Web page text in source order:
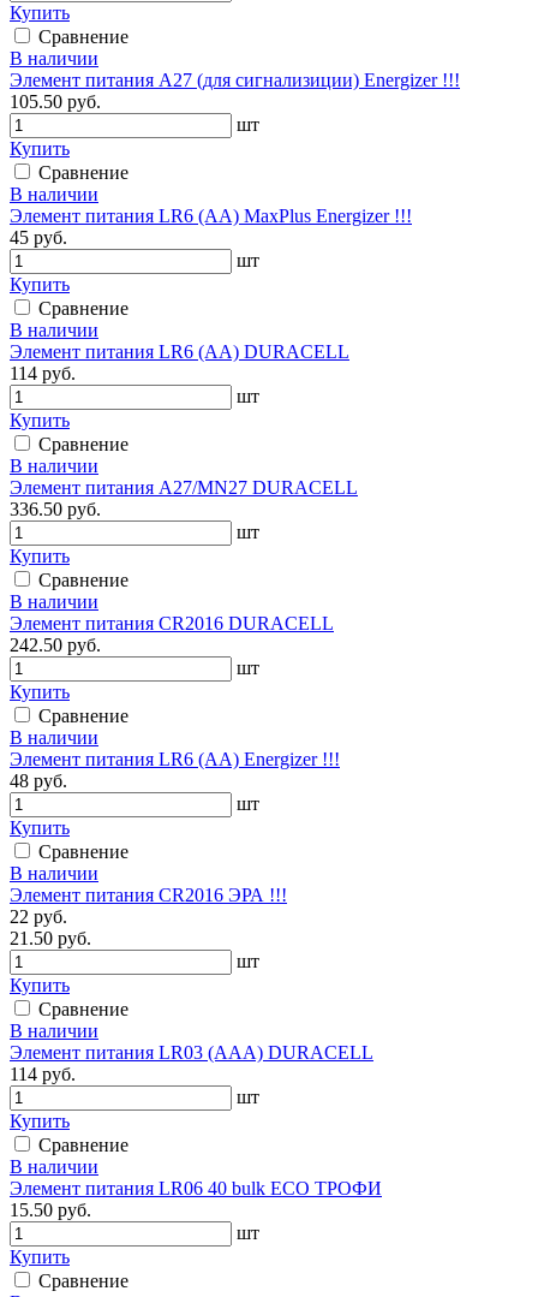
Купить
Сравнение
В наличии
Элемент питания A27 (для сигнализиции) Energizer !!!
105.50 руб.
шт
Купить
Сравнение
В наличии
Элемент питания LR6 (АА) MaxPlus Energizer !!!
45 руб.
шт
Купить
Сравнение
В наличии
Элемент питания LR6 (AA) DURACELL
114 руб.
шт
Купить
Сравнение
В наличии
Элемент питания A27/MN27 DURACELL
336.50 руб.
шт
Купить
Сравнение
В наличии
Элемент питания CR2016 DURACELL
242.50 руб.
шт
Купить
Сравнение
В наличии
Элемент питания LR6 (АА) Energizer !!!
48 руб.
шт
Купить
Сравнение
В наличии
Элемент питания CR2016 ЭРА !!!
22 руб.
21.50 руб.
шт
Купить
Сравнение
В наличии
Элемент питания LR03 (ААА) DURACELL
114 руб.
шт
Купить
Сравнение
В наличии
Элемент питания LR06 40 bulk ECO ТРОФИ
15.50 руб.
шт
Купить
Сравнение